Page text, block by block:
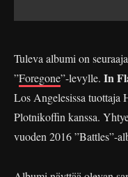
Tuleva albumi on
”Foregone”-levylle. In
Los Angelesissa tuottaja
Plotnikoffin kanssa.
vuoden 2016 ”Battles”-